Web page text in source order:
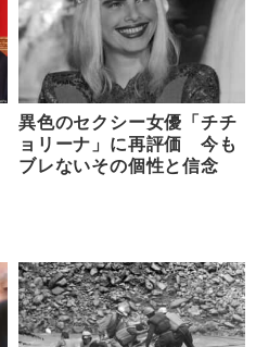
異色のセクシー女優「チチ
ョリーナ」に再評価 今も
ブレないその個性と信念